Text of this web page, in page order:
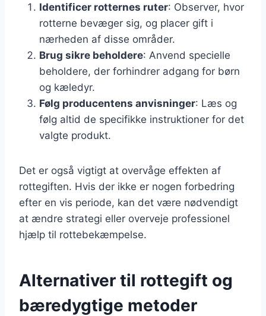
Identificer rotternes ruter: Observer, hvor
rotterne bevæger sig, og placer gift i
nærheden af disse områder.
Brug sikre beholdere: Anvend specielle
beholdere, der forhindrer adgang for børn
og kæledyr.
Følg producentens anvisninger: Læs og
følg altid de specifikke instruktioner for det
valgte produkt.
Det er også vigtigt at overvåge effekten af
rottegiften. Hvis der ikke er nogen forbedring
efter en vis periode, kan det være nødvendigt
at ændre strategi eller overveje professionel
hjælp til rottebekæmpelse.
Alternativer til rottegift og
bæredygtige metoder